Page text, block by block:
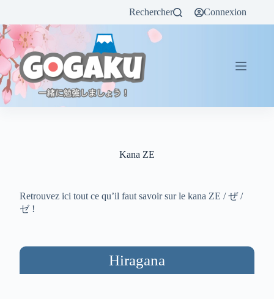
Rechercher Connexion
Kana ZE
Retrouvez ici tout ce qu’il faut savoir sur le kana ZE / ぜ /
ゼ !
Hiragana